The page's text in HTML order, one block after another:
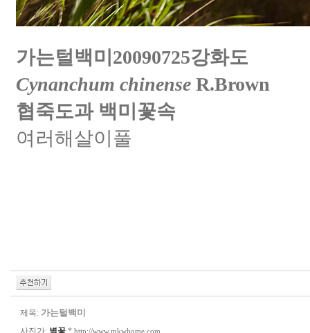
가는털백미20090725강화도
Cynanchum chinense R.Brown
협죽도과 백미꽃속
여러해살이풀
제목: 가는털백미
사진가: 별꽃 * http://www.mkwhome.com